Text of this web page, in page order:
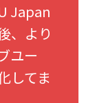
Japan
、より
ユー
してま